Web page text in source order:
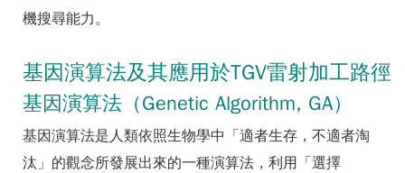
機搜尋能力。
基因演算法及其應用於TGV雷射加工路徑
基因演算法（Genetic Algorithm, GA）
基因演算法是人類依照生物學中「適者生存，不適者淘
汰」的觀念所發展出來的一種演算法，利用「選擇